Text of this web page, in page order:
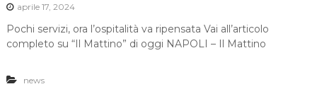
aprile 17, 2024
Pochi servizi, ora l’ospitalità va ripensata Vai all’articolo
completo su “Il Mattino” di oggi NAPOLI – Il Mattino
news